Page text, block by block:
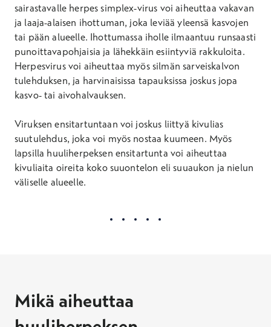
sairastavalle herpes simplex-virus voi aiheuttaa vakavan
ja laaja-alaisen ihottuman, joka leviää yleensä kasvojen
tai pään alueelle. Ihottumassa iholle ilmaantuu runsaasti
punoittavapohjaisia ja lähekkäin esiintyviä rakkuloita.
Herpesvirus voi aiheuttaa myös silmän sarveiskalvon
tulehduksen, ja harvinaisissa tapauksissa joskus jopa
kasvo- tai aivohalvauksen.
Viruksen ensitartuntaan voi joskus liittyä kivulias
suutulehdus, joka voi myös nostaa kuumeen. Myös
lapsilla huuliherpeksen ensitartunta voi aiheuttaa
kivuliaita oireita koko suuontelon eli suuaukon ja nielun
väliselle alueelle.
Mikä aiheuttaa